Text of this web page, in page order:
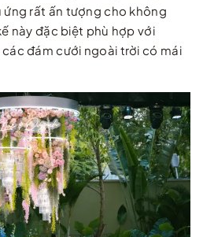
ứng rất ấn tượng cho không
này đặc biệt phù hợp với
đám cưới ngoài trời có mái